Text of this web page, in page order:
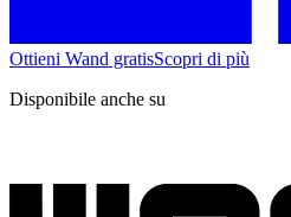
Ottieni Wand gratisScopri di più
Disponibile anche su